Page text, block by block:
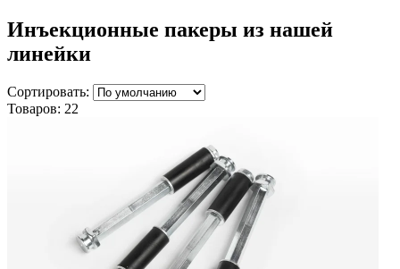
Инъекционные пакеры из нашей
линейки
Сортировать:
Товаров: 22